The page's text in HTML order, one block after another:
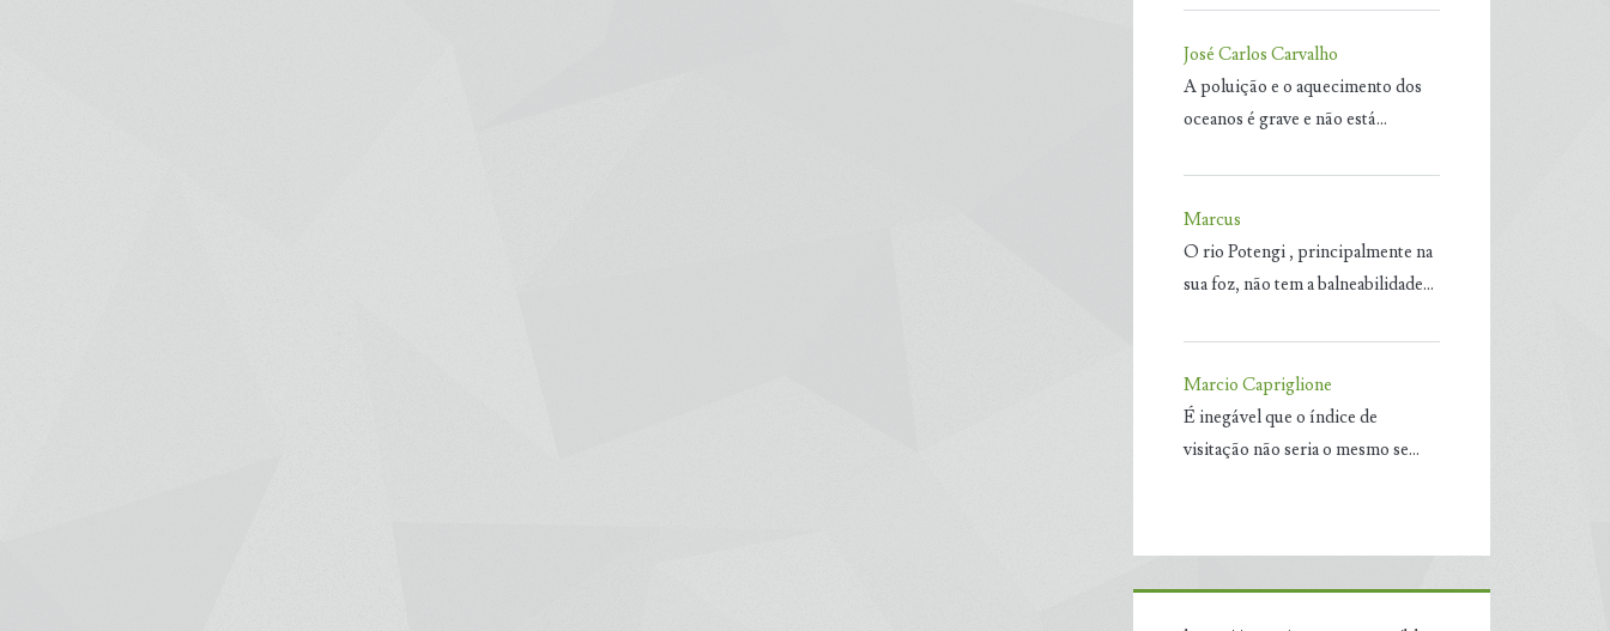
José Carlos Carvalho
A poluição e o aquecimento dos
oceanos é grave e não está…
Marcus
O rio Potengi , principalmente na
sua foz, não tem a balneabilidade…
Marcio Capriglione
É inegável que o índice de
visitação não seria o mesmo se…